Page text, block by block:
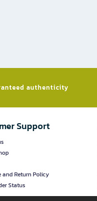
authenticity​
Support
and Return Policy
Status